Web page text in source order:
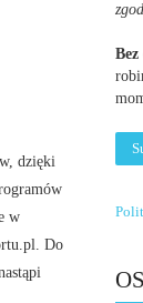
dzięki
w
Do
1.2
PO
1.4
1.4